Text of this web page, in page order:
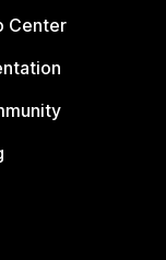
Center